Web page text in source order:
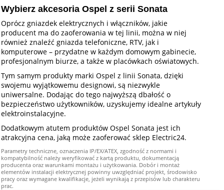
Wybierz akcesoria Ospel z serii Sonata
Oprócz gniazdek elektrycznych i włączników, jakie
producent ma do zaoferowania w tej linii, można w niej
również znaleźć gniazda telefoniczne, RTV, jak i
komputerowe – przydatne w każdym domowym gabinecie,
profesjonalnym biurze, a także w placówkach oświatowych.
Tym samym produkty marki Ospel z linii Sonata, dzięki
swojemu wyjątkowemu designowi, są niezwykle
uniwersalne. Dodając do tego najwyższą dbałość o
bezpieczeństwo użytkowników, uzyskujemy idealne artykuły
elektroinstalacyjne.
Dodatkowym atutem produktów Ospel Sonata jest ich
atrakcyjna cena, jaką może zaoferować sklep Electric24.
Parametry techniczne, oznaczenia IP/EX/ATEX, zgodność z normami i
kompatybilność należy weryfikować z kartą produktu, dokumentacją
producenta oraz warunkami montażu i użytkowania. Dobór i montaż
elementów instalacji elektrycznej powinny uwzględniać projekt, środowisko
pracy oraz wymagane kwalifikacje, jeżeli wynikają z przepisów lub charakteru
prac.